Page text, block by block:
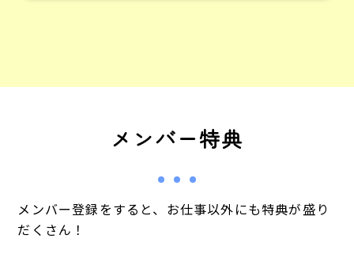
メンバー特典
メンバー登録をすると、お仕事以外にも特典が盛り
だくさん！